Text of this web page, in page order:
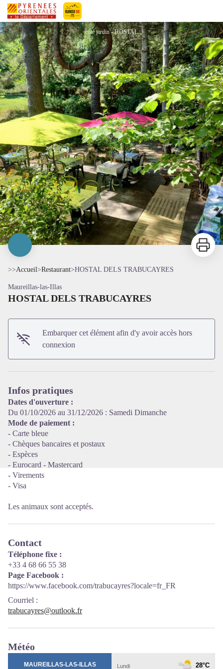
Pyrénées-Orientales Le Département
HOSTAL DELS TRABUCAYRES
coté jardin - HOSTAL
Voir l'image en plein écran
Imprimer
>>Accueil>Restaurant>HOSTAL DELS TRABUCAYRES
Maureillas-las-Illas
HOSTAL DELS TRABUCAYRES
Embarquer cet élément afin d'y avoir accès hors
connexion
Infos pratiques
Dates d'ouverture :
Du 01/10/2026 au 31/12/2026 : Samedi Dimanche
Mode de paiement :
- Carte bleue
- Chèques bancaires et postaux
- Espèces
- Eurocard - Mastercard
- Virements
- Visa
Les animaux sont acceptés.
Contact
Téléphone fixe :
+33 4 68 66 55 38
Page Facebook :
https://www.facebook.com/trabucayres?locale=fr_FR
Courriel :
trabucayres@outlook.fr
Météo